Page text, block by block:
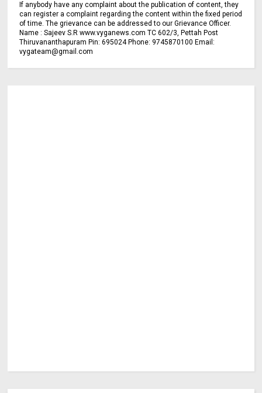
If anybody have any complaint about the publication of content, they
can register a complaint regarding the content within the fixed period
of time. The grievance can be addressed to our Grievance Officer.
Name : Sajeev S.R www.vyganews.com TC 602/3, Pettah Post
Thiruvananthapuram Pin: 695024 Phone: 9745870100 Email:
vygateam@gmail.com